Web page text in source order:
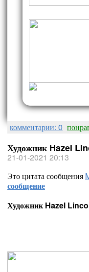
комментарии: 0
Художник Hazel
21-01-2021 20:13
Это цитата сообщения
сообщение
Художник Hazel